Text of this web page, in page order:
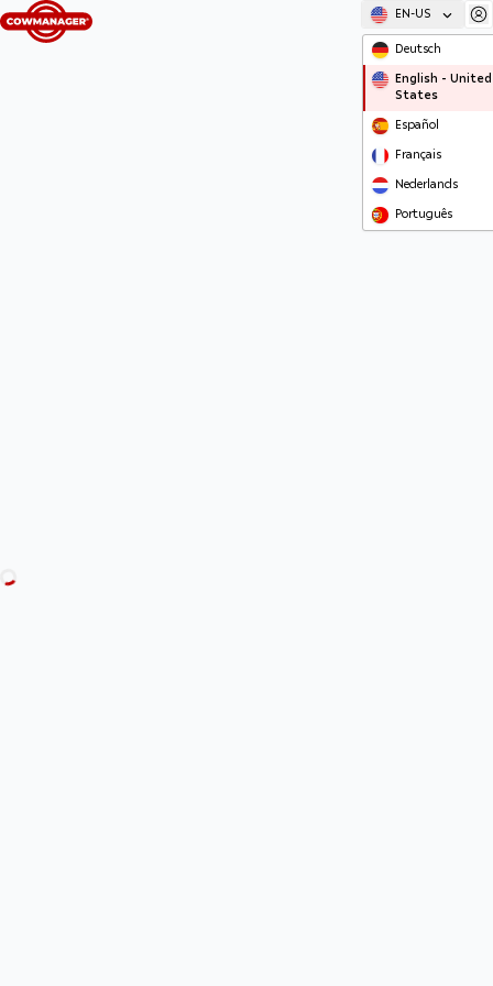
EN-US
Deutsch
English - United
States
Español
Français
Nederlands
Português